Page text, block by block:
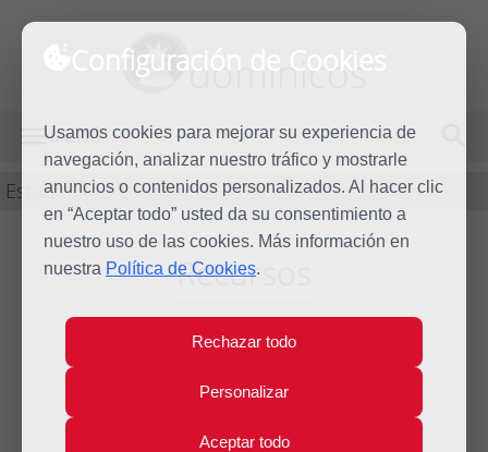
Configuración de Cookies
Usamos cookies para mejorar su experiencia de
navegación, analizar nuestro tráfico y mostrarle
anuncios o contenidos personalizados. Al hacer clic
en “Aceptar todo” usted da su consentimiento a
nuestro uso de las cookies. Más información en
nuestra Política de Cookies.
Rechazar todo
Personalizar
Aceptar todo
dominicos
MENÚ
Estudio
Recursos
El caos sexual o el
autocontrol